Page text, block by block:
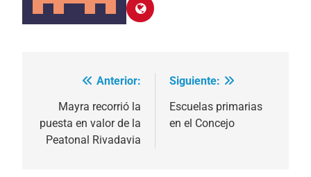
Navegación
entradas
Anterior:
Mayra recorrió la
puesta en valor de la
Peatonal Rivadavia
Siguiente:
Escuelas primarias
en el Concejo